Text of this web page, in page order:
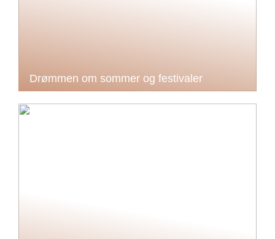
Drømmen om sommer og festivaler